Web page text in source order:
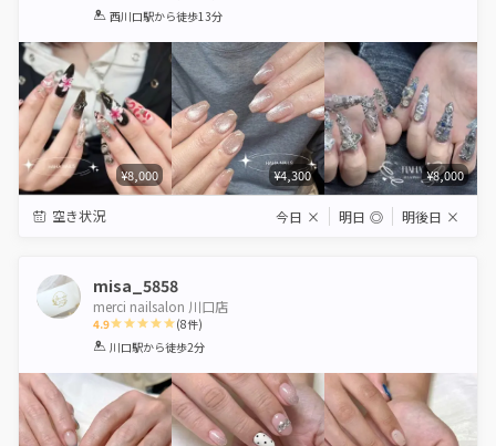
1 2 3 4 5
西川口駅から徒歩13分
¥8,000 ¥4,300 ¥8,000
空き状況 今日 × 明日 ◎ 明後日 ×
misa_5858
merci nailsalon 川口店
4.9
1 2 3 4 5
(8件)
川口駅から徒歩2分